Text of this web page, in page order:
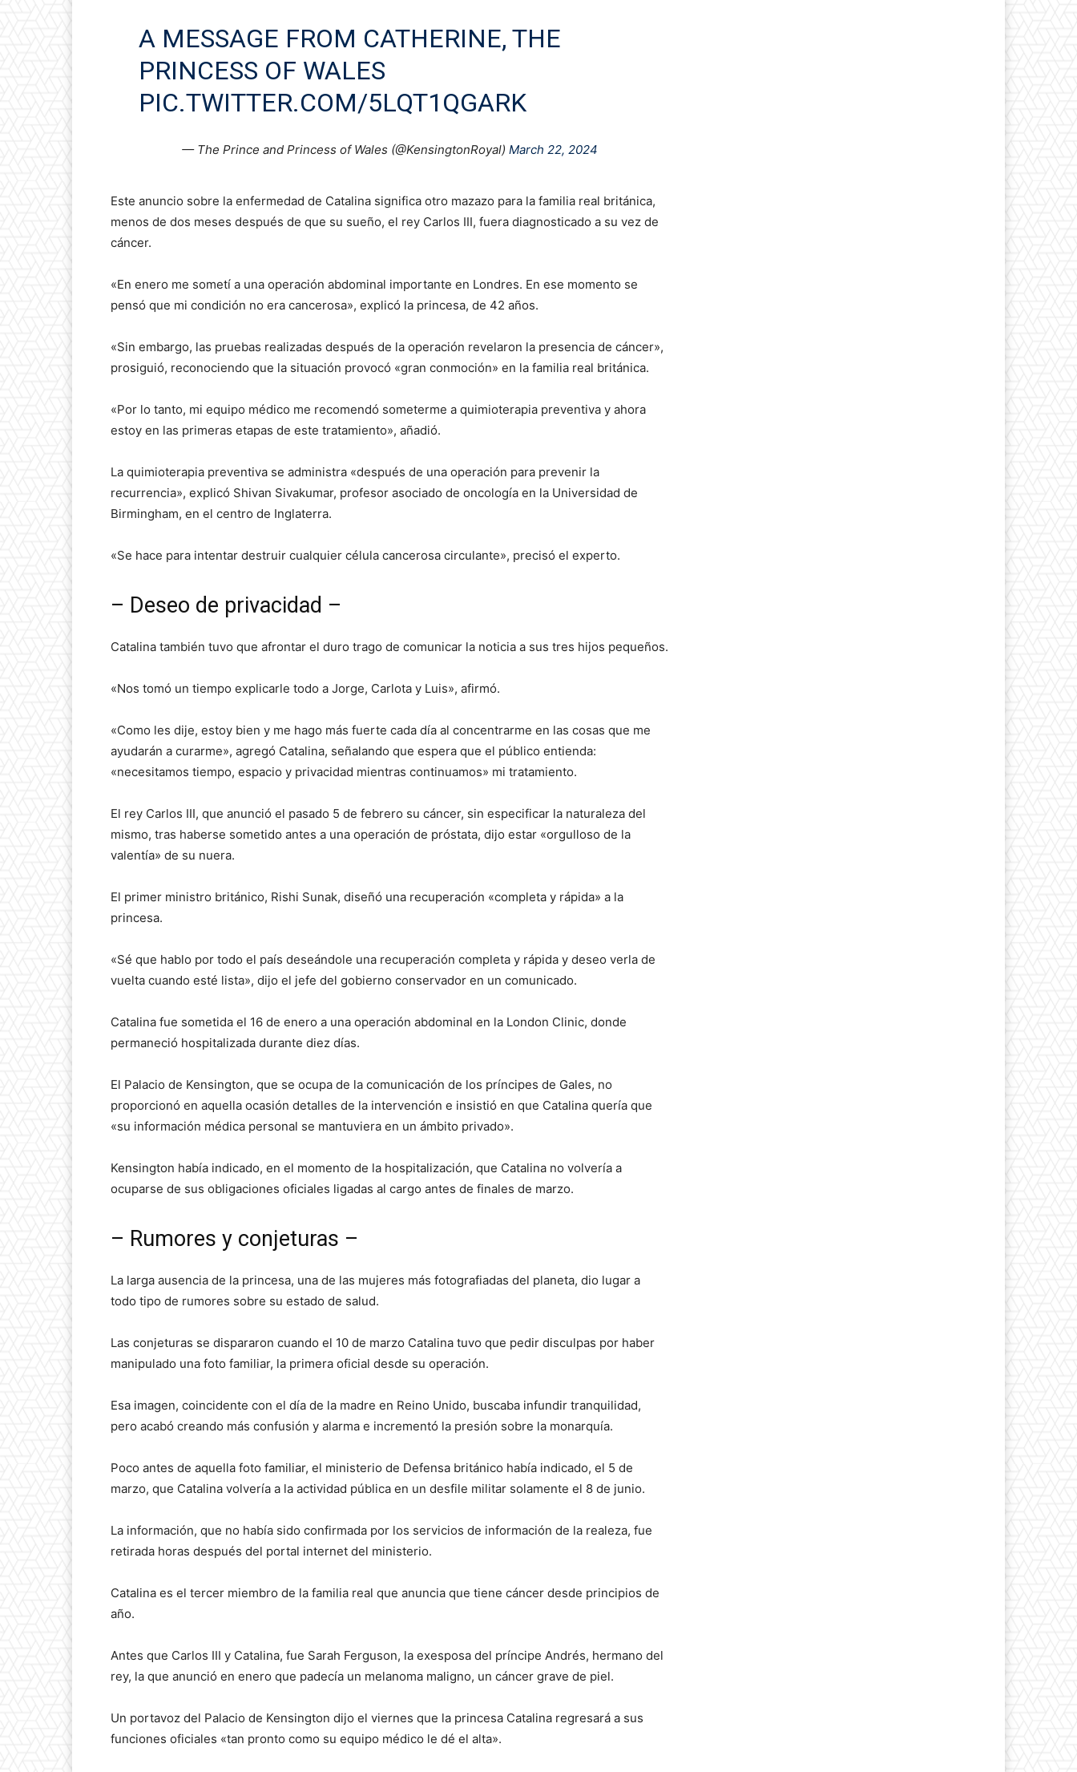
A MESSAGE FROM CATHERINE, THE
PRINCESS OF WALES
PIC.TWITTER.COM/5LQT1QGARK
— The Prince and Princess of Wales (@KensingtonRoyal) March 22, 2024
Este anuncio sobre la enfermedad de Catalina significa otro mazazo para la familia real británica,
menos de dos meses después de que su sueño, el rey Carlos III, fuera diagnosticado a su vez de
cáncer.
«En enero me sometí a una operación abdominal importante en Londres. En ese momento se
pensó que mi condición no era cancerosa», explicó la princesa, de 42 años.
«Sin embargo, las pruebas realizadas después de la operación revelaron la presencia de cáncer»,
prosiguió, reconociendo que la situación provocó «gran conmoción» en la familia real británica.
«Por lo tanto, mi equipo médico me recomendó someterme a quimioterapia preventiva y ahora
estoy en las primeras etapas de este tratamiento», añadió.
La quimioterapia preventiva se administra «después de una operación para prevenir la
recurrencia», explicó Shivan Sivakumar, profesor asociado de oncología en la Universidad de
Birmingham, en el centro de Inglaterra.
«Se hace para intentar destruir cualquier célula cancerosa circulante», precisó el experto.
– Deseo de privacidad –
Catalina también tuvo que afrontar el duro trago de comunicar la noticia a sus tres hijos pequeños.
«Nos tomó un tiempo explicarle todo a Jorge, Carlota y Luis», afirmó.
«Como les dije, estoy bien y me hago más fuerte cada día al concentrarme en las cosas que me
ayudarán a curarme», agregó Catalina, señalando que espera que el público entienda:
«necesitamos tiempo, espacio y privacidad mientras continuamos» mi tratamiento.
El rey Carlos III, que anunció el pasado 5 de febrero su cáncer, sin especificar la naturaleza del
mismo, tras haberse sometido antes a una operación de próstata, dijo estar «orgulloso de la
valentía» de su nuera.
El primer ministro británico, Rishi Sunak, diseñó una recuperación «completa y rápida» a la
princesa.
«Sé que hablo por todo el país deseándole una recuperación completa y rápida y deseo verla de
vuelta cuando esté lista», dijo el jefe del gobierno conservador en un comunicado.
Catalina fue sometida el 16 de enero a una operación abdominal en la London Clinic, donde
permaneció hospitalizada durante diez días.
El Palacio de Kensington, que se ocupa de la comunicación de los príncipes de Gales, no
proporcionó en aquella ocasión detalles de la intervención e insistió en que Catalina quería que
«su información médica personal se mantuviera en un ámbito privado».
Kensington había indicado, en el momento de la hospitalización, que Catalina no volvería a
ocuparse de sus obligaciones oficiales ligadas al cargo antes de finales de marzo.
– Rumores y conjeturas –
La larga ausencia de la princesa, una de las mujeres más fotografiadas del planeta, dio lugar a
todo tipo de rumores sobre su estado de salud.
Las conjeturas se dispararon cuando el 10 de marzo Catalina tuvo que pedir disculpas por haber
manipulado una foto familiar, la primera oficial desde su operación.
Esa imagen, coincidente con el día de la madre en Reino Unido, buscaba infundir tranquilidad,
pero acabó creando más confusión y alarma e incrementó la presión sobre la monarquía.
Poco antes de aquella foto familiar, el ministerio de Defensa británico había indicado, el 5 de
marzo, que Catalina volvería a la actividad pública en un desfile militar solamente el 8 de junio.
La información, que no había sido confirmada por los servicios de información de la realeza, fue
retirada horas después del portal internet del ministerio.
Catalina es el tercer miembro de la familia real que anuncia que tiene cáncer desde principios de
año.
Antes que Carlos III y Catalina, fue Sarah Ferguson, la exesposa del príncipe Andrés, hermano del
rey, la que anunció en enero que padecía un melanoma maligno, un cáncer grave de piel.
Un portavoz del Palacio de Kensington dijo el viernes que la princesa Catalina regresará a sus
funciones oficiales «tan pronto como su equipo médico le dé el alta».